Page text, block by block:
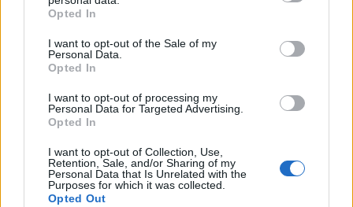
grant or deny consent to Google and its third-party tags to
use your data for below specified purposes in below Google
consent section.
Opted In
I want to opt-out of the Sale of my
Personal Data.
Opted In
I want to opt-out of processing my
Personal Data for Targeted Advertising.
Opted In
I want to opt-out of Collection, Use,
Retention, Sale, and/or Sharing of my
Personal Data that Is Unrelated with the
Purposes for which it was collected.
Opted Out
υποψήφιο.
5. Διατηρήστε ορθή στάση σώματος
Εκτός των επικοινωνιακών δεξιοτήτων ένας νέος
υποψήφιος καλείται να παρουσιάσει και την
βέλτιστη εικόνα του σώματος του κατά τη διάρκεια
της συνέντευξης εργασίας. Ειδικότερα θα ήταν
εύλογο να κρατήσει μία σταθερή στάση, χωρίς να